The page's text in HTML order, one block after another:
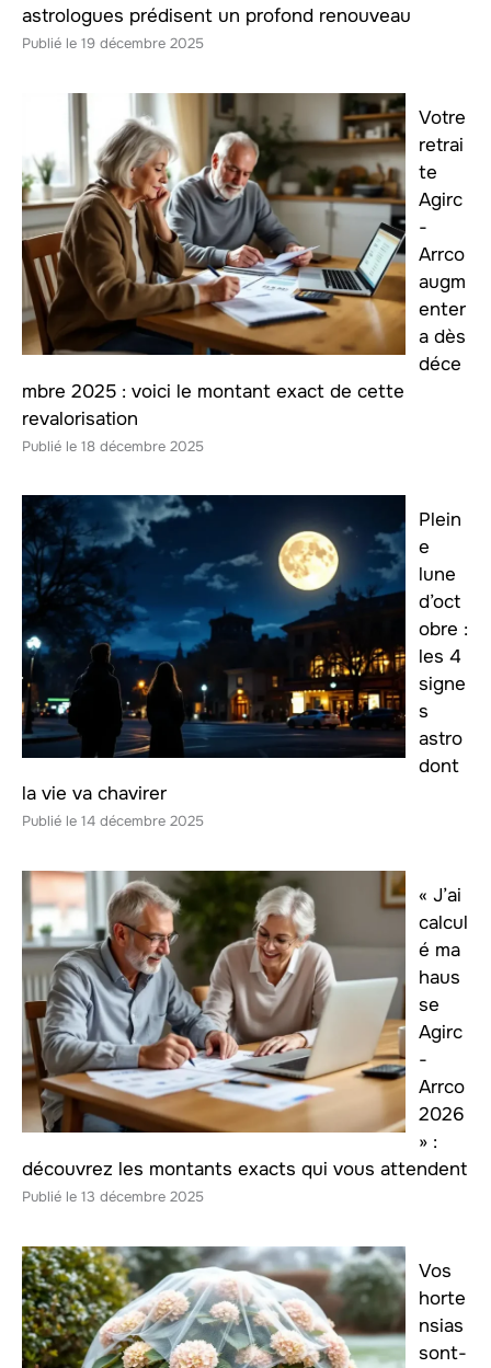
astrologues prédisent un profond renouveau
19 décembre 2025
Votre
retrai
te
Agirc
-
Arrco
augm
enter
a dès
déce
mbre 2025 : voici le montant exact de cette
revalorisation
18 décembre 2025
Plein
e
lune
d’oct
obre :
les 4
signe
s
astro
dont
la vie va chavirer
14 décembre 2025
« J’ai
calcul
é ma
haus
se
Agirc
-
Arrco
2026
» :
découvrez les montants exacts qui vous attendent
13 décembre 2025
Vos
horte
nsias
sont-